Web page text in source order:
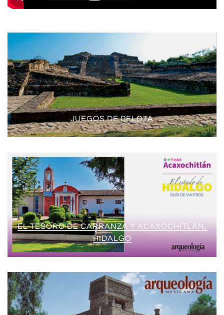
JUEGOS DE PELOTA
EL TESORO DE CARRANZA Y ACAXOCHITLÁN,
HIDALGO